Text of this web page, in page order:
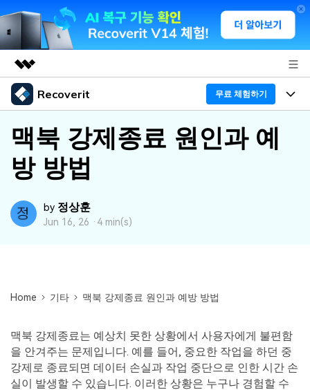
주요 제품
유틸리티
비즈니스
개요
솔루션
회사 소개
뉴스룸
Recoverit 무료 체험하기
프로그램
Recoverit - Windows 버전
Recoverit - Mac 버전
무료 체험
기능
복구 Tips
손상된 파일 복구
기타
더 많은 솔루션 찾기
복구 솔루션
삭제된 파일 복구
search
맥북 강제종료 원인과 예
방 방법
by 정상훈
Jun 16, 26 · 4 min(s)
Home 기타 맥북 강제종료 원인과 예방 방법
맥북 강제종료는 예상치 못한 상황에서 사용자에게 불편함
을 안겨주는 문제입니다. 예를 들어, 중요한 작업을 하던 중
강제로 종료되면 데이터 손실과 작업 중단으로 인한 시간 손
실이 발생할 수 있습니다. 이러한 상황은 누구나 경험할 수